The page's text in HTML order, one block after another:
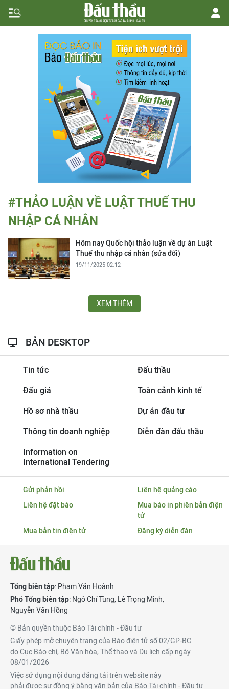
#THẢO LUẬN VỀ LUẬT THUẾ THU
NHẬP CÁ NHÂN
Hôm nay Quốc hội thảo luận về dự án Luật
Thuế thu nhập cá nhân (sửa đổi)
19/11/2025 02:12
XEM THÊM
BẢN DESKTOP
Tin tức Đấu thầu
Đấu giá Toàn cảnh kinh tế
Hồ sơ nhà thầu Dự án đầu tư
Thông tin doanh nghiệp Diễn đàn đấu thầu
Information on
International Tendering
Gửi phản hồi
Liên hệ quảng cáo
Liên hệ đặt báo
Mua báo in phiên bản điện
tử
Mua bản tin điện tử
Đăng ký diễn đàn
Tổng biên tập: Phạm Văn Hoành
Phó Tổng biên tập: Ngô Chí Tùng, Lê Trọng Minh,
Nguyễn Văn Hồng
© Bản quyền thuộc Báo Tài chính - Đầu tư
Giấy phép mở chuyên trang của Báo điện tử số 02/GP-BC
do Cục Báo chí, Bộ Văn hóa, Thể thao và Du lịch cấp ngày
08/01/2026
Việc sử dụng nội dung đăng tải trên website này
phải được sự đồng ý bằng văn bản của Báo Tài chính - Đầu tư